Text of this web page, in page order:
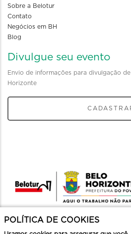
Sobre a Belotur
Contato
Negócios em BH
Blog
Divulgue seu evento
Envio de informações para divulgação
Horizonte
POLÍTICA DE COOKIES